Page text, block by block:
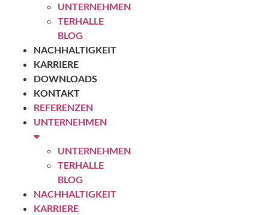
UNTERNEHMEN
TERHALLE
BLOG
NACHHALTIGKEIT
KARRIERE
DOWNLOADS
KONTAKT
REFERENZEN
UNTERNEHMEN
UNTERNEHMEN
TERHALLE
BLOG
NACHHALTIGKEIT
KARRIERE